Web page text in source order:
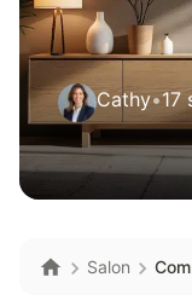
Cathy•17
Salon